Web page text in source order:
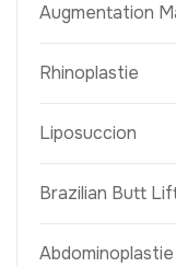
Augmentation
Rhinoplastie
Liposuccion
Brazilian Butt
Abdominoplastie